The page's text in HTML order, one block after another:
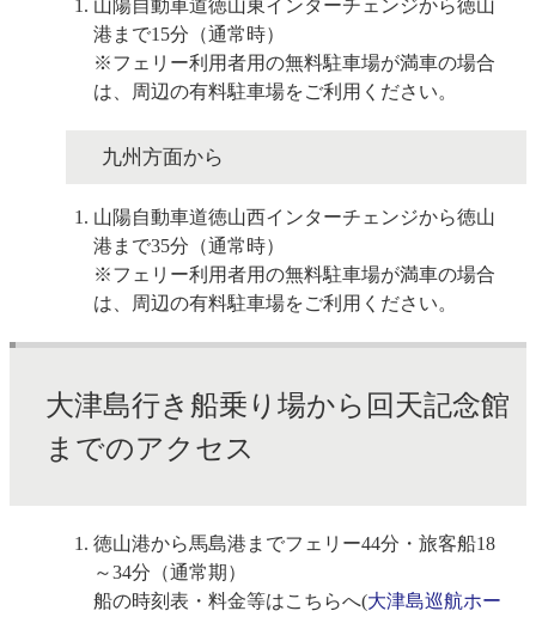
山陽自動車道徳山東インターチェンジから徳山
港まで15分（通常時）
※フェリー利用者用の無料駐車場が満車の場合
は、周辺の有料駐車場をご利用ください。
九州方面から
山陽自動車道徳山西インターチェンジから徳山
港まで35分（通常時）
※フェリー利用者用の無料駐車場が満車の場合
は、周辺の有料駐車場をご利用ください。
大津島行き船乗り場から回天記念館
までのアクセス
徳山港から馬島港までフェリー44分・旅客船18
～34分（通常期）
船の時刻表・料金等はこちらへ(大津島巡航ホー